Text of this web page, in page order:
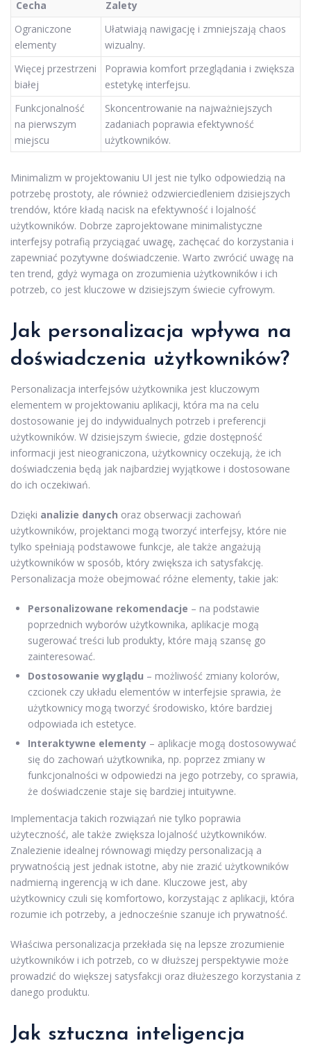
Cecha
Zalety
Ograniczone
elementy
Ułatwiają nawigację i zmniejszają chaos
wizualny.
Więcej przestrzeni
białej
Poprawia komfort przeglądania i zwiększa
estetykę interfejsu.
Funkcjonalność
na pierwszym
miejscu
Skoncentrowanie na najważniejszych
zadaniach poprawia efektywność
użytkowników.
Minimalizm w projektowaniu UI jest nie tylko odpowiedzią na
potrzebę prostoty, ale również odzwierciedleniem dzisiejszych
trendów, które kładą nacisk na efektywność i lojalność
użytkowników. Dobrze zaprojektowane minimalistyczne
interfejsy potrafią przyciągać uwagę, zachęcać do korzystania i
zapewniać pozytywne doświadczenie. Warto zwrócić uwagę na
ten trend, gdyż wymaga on zrozumienia użytkowników i ich
potrzeb, co jest kluczowe w dzisiejszym świecie cyfrowym.
Jak personalizacja wpływa na
doświadczenia użytkowników?
Personalizacja interfejsów użytkownika jest kluczowym
elementem w projektowaniu aplikacji, która ma na celu
dostosowanie jej do indywidualnych potrzeb i preferencji
użytkowników. W dzisiejszym świecie, gdzie dostępność
informacji jest nieograniczona, użytkownicy oczekują, że ich
doświadczenia będą jak najbardziej wyjątkowe i dostosowane
do ich oczekiwań.
Dzięki analizie danych oraz obserwacji zachowań
użytkowników, projektanci mogą tworzyć interfejsy, które nie
tylko spełniają podstawowe funkcje, ale także angażują
użytkowników w sposób, który zwiększa ich satysfakcję.
Personalizacja może obejmować różne elementy, takie jak:
Personalizowane rekomendacje – na podstawie
poprzednich wyborów użytkownika, aplikacje mogą
sugerować treści lub produkty, które mają szansę go
zainteresować.
Dostosowanie wyglądu – możliwość zmiany kolorów,
czcionek czy układu elementów w interfejsie sprawia, że
użytkownicy mogą tworzyć środowisko, które bardziej
odpowiada ich estetyce.
Interaktywne elementy – aplikacje mogą dostosowywać
się do zachowań użytkownika, np. poprzez zmiany w
funkcjonalności w odpowiedzi na jego potrzeby, co sprawia,
że doświadczenie staje się bardziej intuitywne.
Implementacja takich rozwiązań nie tylko poprawia
użyteczność, ale także zwiększa lojalność użytkowników.
Znalezienie idealnej równowagi między personalizacją a
prywatnością jest jednak istotne, aby nie zrazić użytkowników
nadmierną ingerencją w ich dane. Kluczowe jest, aby
użytkownicy czuli się komfortowo, korzystając z aplikacji, która
rozumie ich potrzeby, a jednocześnie szanuje ich prywatność.
Właściwa personalizacja przekłada się na lepsze zrozumienie
użytkowników i ich potrzeb, co w dłuższej perspektywie może
prowadzić do większej satysfakcji oraz dłużeszego korzystania z
danego produktu.
Jak sztuczna inteligencja